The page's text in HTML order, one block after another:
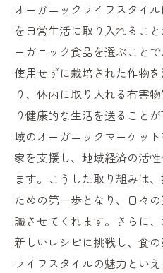
オーガニック商品
持続可能な選択と
オーガニック市場
オーガニック市場
オーガニック食品が消
か
消費者が求めるオ
ニーズに応えるオ
消費者の健康意
オーガニック食品
消費者の期待に応
オーガニックライフスタイ
を日常生活に取り入れるこ
ーガニック食品を選ぶこと
使用せずに栽培された作物
り、体内に取り入れる有害
り健康的な生活を送ること
域のオーガニックマーケッ
家を支援し、地域経済の活
ます。こうした取り組みは
ための第一歩となり、日々
識させてくれます。さらに
新しいレシピに挑戦し、食
ライフスタイルの魅力といえ